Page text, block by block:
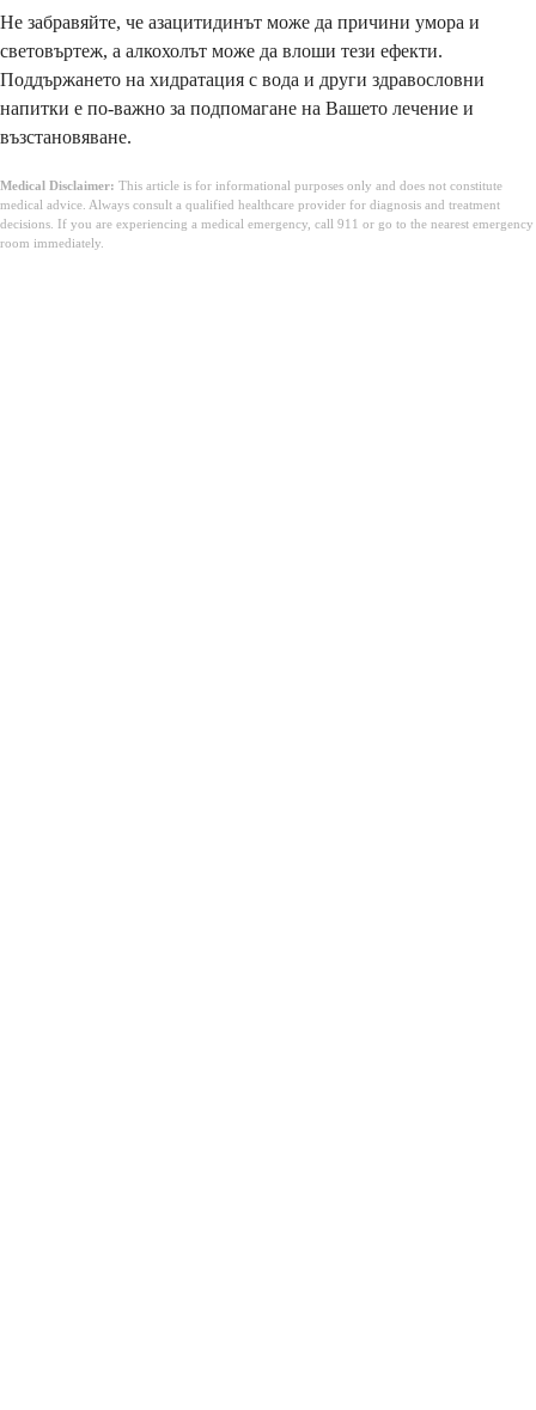
Не забравяйте, че азацитидинът може да причини умора и
световъртеж, а алкохолът може да влоши тези ефекти.
Поддържането на хидратация с вода и други здравословни
напитки е по-важно за подпомагане на Вашето лечение и
възстановяване.
Medical Disclaimer: This article is for informational purposes only and does not constitute
medical advice. Always consult a qualified healthcare provider for diagnosis and treatment
decisions. If you are experiencing a medical emergency, call 911 or go to the nearest emergency
room immediately.